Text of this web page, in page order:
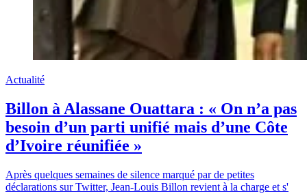
Actualité
Billon à Alassane Ouattara : « On n’a pas
besoin d’un parti unifié mais d’une Côte
d’Ivoire réunifiée »
Après quelques semaines de silence marqué par de petites
déclarations sur Twitter, Jean-Louis Billon revient à la charge et s'